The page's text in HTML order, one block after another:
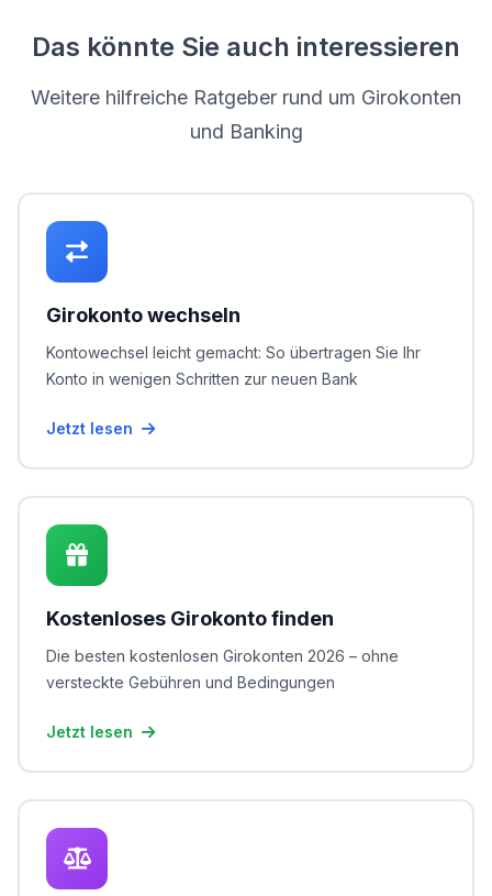
Das könnte Sie auch interessieren
Weitere hilfreiche Ratgeber rund um Girokonten
und Banking
Girokonto wechseln
Kontowechsel leicht gemacht: So übertragen Sie Ihr
Konto in wenigen Schritten zur neuen Bank
Jetzt lesen
Kostenloses Girokonto finden
Die besten kostenlosen Girokonten 2026 – ohne
versteckte Gebühren und Bedingungen
Jetzt lesen